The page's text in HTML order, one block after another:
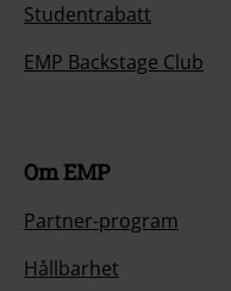
Studentrabatt
EMP Backstage Club
Om EMP
Partner-program
Hållbarhet